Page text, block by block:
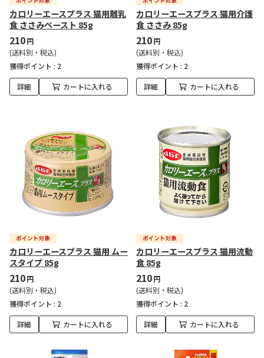
カロリーエースプラス 猫用離乳
食 ささみペースト 85g
210円
(送料別・税込)
獲得ポイント : 2
詳細 カートに入れる
カロリーエースプラス 猫用介護
食 ささみ 85g
210円
(送料別・税込)
獲得ポイント : 2
詳細 カートに入れる
カロリーエースプラス 猫用 ムー
スタイプ 85g
210円
(送料別・税込)
獲得ポイント : 2
詳細 カートに入れる
カロリーエースプラス 猫用流動
食 85g
210円
(送料別・税込)
獲得ポイント : 2
詳細 カートに入れる